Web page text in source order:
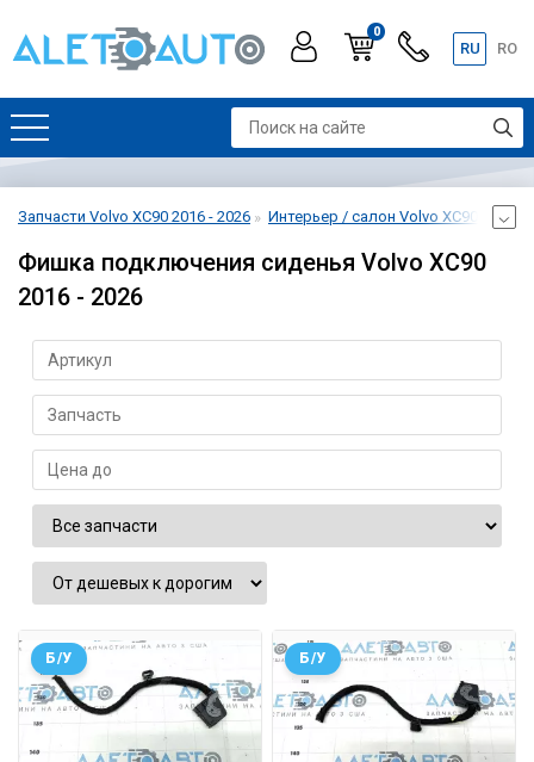
0
RU RO
Запчасти Volvo XC90 2016 - 2026 Интерьер / салон Volvo XC90 2016 -
Фишка подключения сиденья Volvo XC90
2016 - 2026
Б/У Б/У